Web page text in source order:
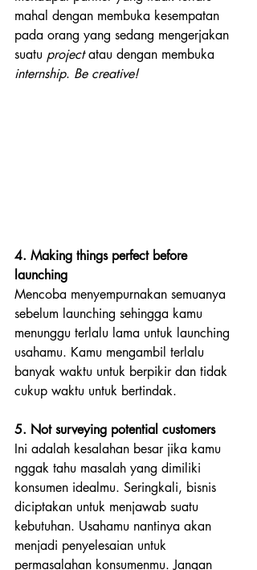
mahal dengan membuka kesempatan
pada orang yang sedang mengerjakan
suatu project atau dengan membuka
internship. Be creative!
4. Making things perfect before
launching
Mencoba menyempurnakan semuanya
sebelum launching sehingga kamu
menunggu terlalu lama untuk launching
usahamu. Kamu mengambil terlalu
banyak waktu untuk berpikir dan tidak
cukup waktu untuk bertindak.
5. Not surveying potential customers
Ini adalah kesalahan besar jika kamu
nggak tahu masalah yang dimiliki
konsumen idealmu. Seringkali, bisnis
diciptakan untuk menjawab suatu
kebutuhan. Usahamu nantinya akan
menjadi penyelesaian untuk
permasalahan konsumenmu. Jangan